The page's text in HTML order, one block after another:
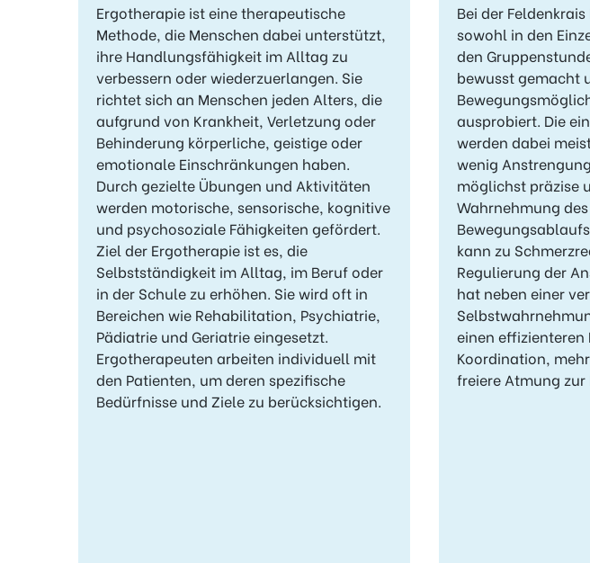
Ergotherapie ist eine therapeutische
Methode, die Menschen dabei unterstützt,
ihre Handlungsfähigkeit im Alltag zu
verbessern oder wiederzuerlangen. Sie
richtet sich an Menschen jeden Alters, die
aufgrund von Krankheit, Verletzung oder
Behinderung körperliche, geistige oder
emotionale Einschränkungen haben.
Durch gezielte Übungen und Aktivitäten
werden motorische, sensorische, kognitive
und psychosoziale Fähigkeiten gefördert.
Ziel der Ergotherapie ist es, die
Selbstständigkeit im Alltag, im Beruf oder
in der Schule zu erhöhen. Sie wird oft in
Bereichen wie Rehabilitation, Psychiatrie,
Pädiatrie und Geriatrie eingesetzt.
Ergotherapeuten arbeiten individuell mit
den Patienten, um deren spezifische
Bedürfnisse und Ziele zu berücksichtigen.
Bei der
sowohl in den
den
bewusst gemacht
ausprobiert. Die
werden dabei
wenig
möglichst präzise
Wahrnehmung
kann zu
Regulierung der
hat neben einer
einen effizienteren
Koordination,
freiere Atmung zur